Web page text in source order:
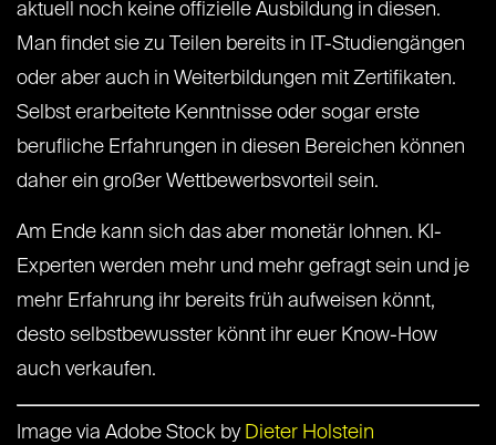
aktuell noch keine offizielle Ausbildung in diesen.
Man findet sie zu Teilen bereits in IT-Studiengängen
oder aber auch in Weiterbildungen mit Zertifikaten.
Selbst erarbeitete Kenntnisse oder sogar erste
berufliche Erfahrungen in diesen Bereichen können
daher ein großer Wettbewerbsvorteil sein.
Am Ende kann sich das aber monetär lohnen. KI-
Experten werden mehr und mehr gefragt sein und je
mehr Erfahrung ihr bereits früh aufweisen könnt,
desto selbstbewusster könnt ihr euer Know-How
auch verkaufen.
Image via Adobe Stock by Dieter Holstein